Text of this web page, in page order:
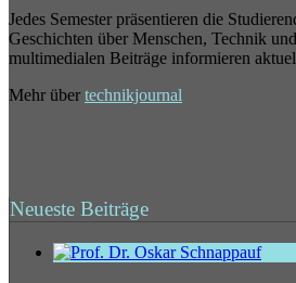
Jedes Semester präsentieren die
Geschichten über Menschen, Technik
multimedialen Beiträge informieren
Mehr über technikjournal
Neueste Beiträge